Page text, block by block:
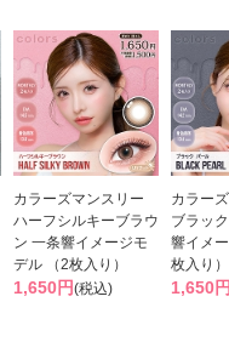
カラーズマンスリー
ハーフシルキーブラウ
ン 一条響イメージモ
デル （2枚入り）
1,650円(税込)
カラー
ブラッ
響イメ
枚入り）
1,650